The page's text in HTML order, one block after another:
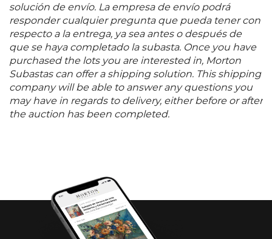
solución de envío. La empresa de envío podrá
responder cualquier pregunta que pueda tener con
respecto a la entrega, ya sea antes o después de
que se haya completado la subasta. Once you have
purchased the lots you are interested in, Morton
Subastas can offer a shipping solution. This shipping
company will be able to answer any questions you
may have in regards to delivery, either before or after
the auction has been completed.